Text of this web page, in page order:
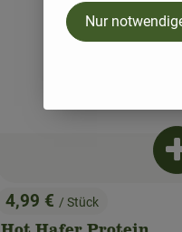
, Preis:
4,99 € / Stück
Nur